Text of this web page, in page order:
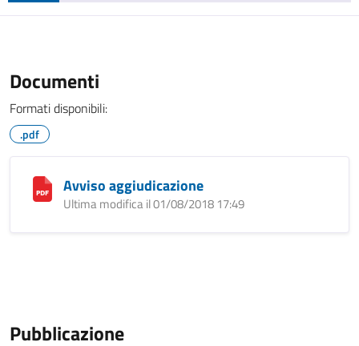
Documenti
Formati disponibili:
.pdf
Avviso aggiudicazione
Ultima modifica il 01/08/2018 17:49
Pubblicazione